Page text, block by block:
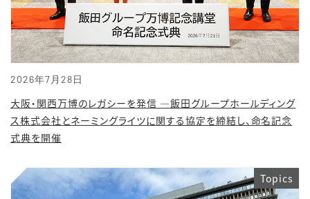
2026年7月28日
大阪・関西万博のレガシーを発信 ―飯田グループホールディング
ス株式会社とネーミングライツに関する協定を締結し、命名記念
式典を開催
Topics